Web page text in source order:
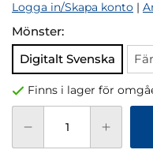
Logga in/Skapa konto |
Mönster:
Digitalt Svenska
Finns i lager för